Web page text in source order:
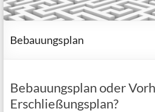
Bebauungsplan
Bebauungsplan oder
Erschließungsplan?